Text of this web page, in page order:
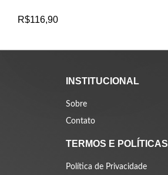
R$116,90
INSTITUCIONAL
Sobre
Contato
TERMOS E POLÍTICAS
Política de Privacidade